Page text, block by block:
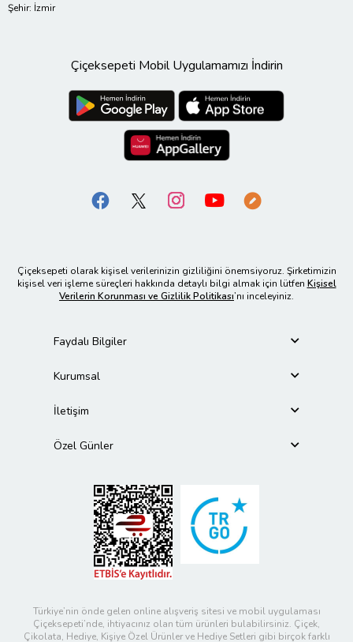
Şehir: İzmir
Çiçeksepeti Mobil Uygulamamızı İndirin
Çiçeksepeti olarak kişisel verilerinizin gizliliğini önemsiyoruz. Şirketimizin
kişisel veri işleme süreçleri hakkında detaylı bilgi almak için lütfen Kişisel
Verilerin Korunması ve Gizlilik Politikası’nı inceleyiniz.
Faydalı Bilgiler
Kurumsal
İletişim
Özel Günler
Türkiye’nin önde gelen online alışveriş sitesi ve mobil uygulaması
Çiçeksepeti’nde, ihtiyacınız olan tüm ürünleri bulabilirsiniz. Çiçek,
Çikolata, Hediye, Kişiye Özel Ürünler ve Hediye Setleri gibi birçok farklı